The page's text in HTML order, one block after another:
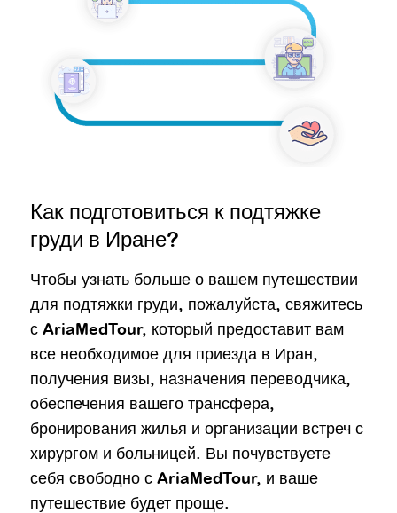
Как подготовиться к подтяжке
груди в Иране?
Чтобы узнать больше о вашем путешествии
для подтяжки груди, пожалуйста, свяжитесь
с AriaMedTour, который предоставит вам
все необходимое для приезда в Иран,
получения визы, назначения переводчика,
обеспечения вашего трансфера,
бронирования жилья и организации встреч с
хирургом и больницей. Вы почувствуете
себя свободно с AriaMedTour, и ваше
путешествие будет проще.